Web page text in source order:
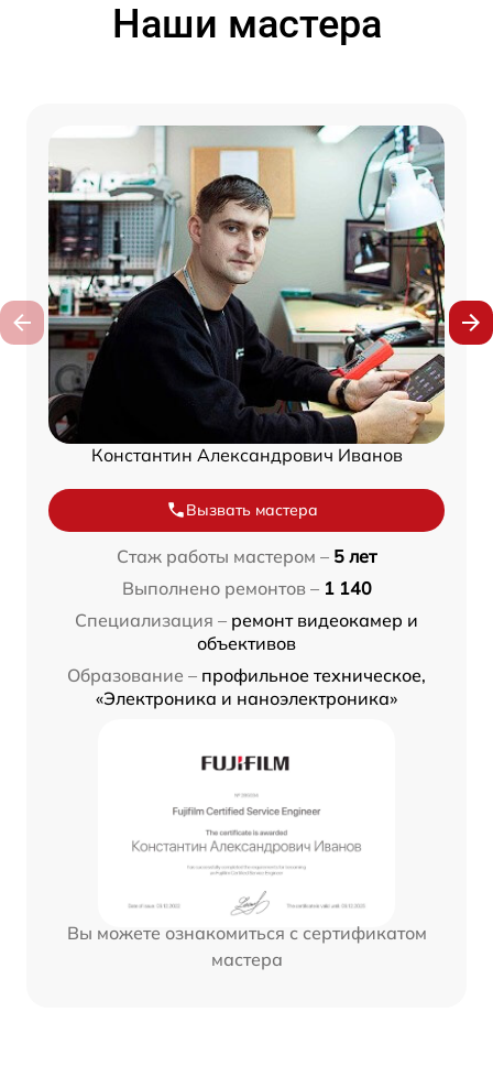
Наши мастера
Константин Александрович Иванов
Вызвать мастера
Стаж работы мастером – 5 лет
Выполнено ремонтов – 1 140
Специализация – ремонт видеокамер и
объективов
Образование – профильное техническое,
«Электроника и наноэлектроника»
Вы можете ознакомиться с сертификатом
мастера